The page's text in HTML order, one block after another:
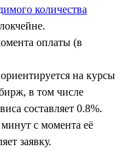
количества
оплаты (в
на курсы
в том числе
составляет 0.8%.
с момента её
заявку.